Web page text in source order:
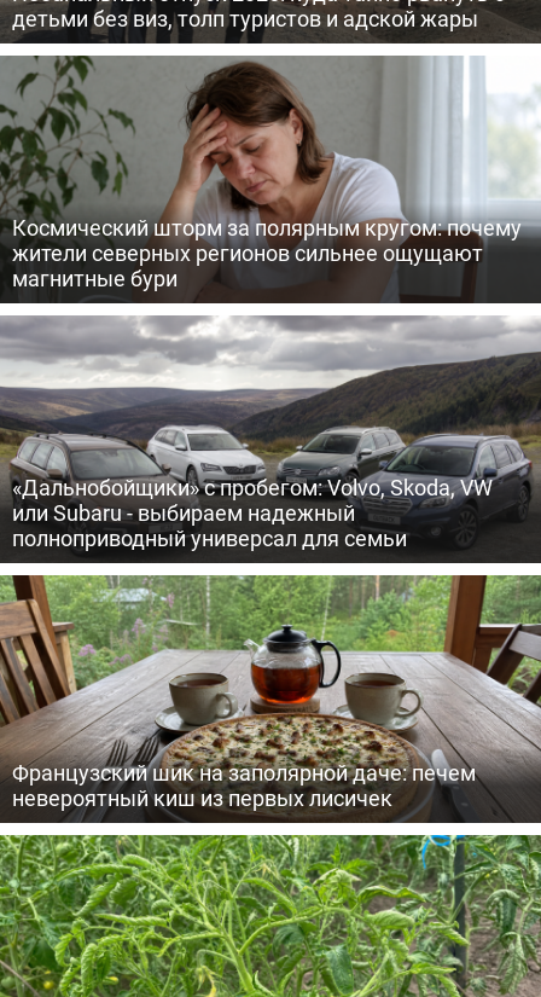
детьми без виз, толп туристов и адской жары
Космический шторм за полярным кругом: почему
жители северных регионов сильнее ощущают
магнитные бури
«Дальнобойщики» с пробегом: Volvo, Skoda, VW
или Subaru - выбираем надежный
полноприводный универсал для семьи
Французский шик на заполярной даче: печем
невероятный киш из первых лисичек